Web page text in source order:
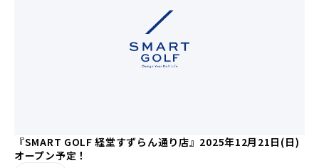
『SMART GOLF 経堂すずらん通り店』2025年12月21日(日)
オープン予定！